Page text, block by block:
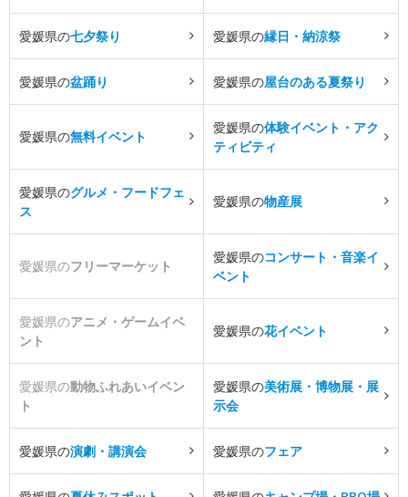
愛媛県の七夕祭り 愛媛県の縁日・納涼祭
愛媛県の盆踊り 愛媛県の屋台のある夏祭り
愛媛県の無料イベント
愛媛県の体験イベント・アク
ティビティ
愛媛県のグルメ・フードフェ
ス
愛媛県の物産展
愛媛県のフリーマーケット
愛媛県のコンサート・音楽イ
ベント
愛媛県のアニメ・ゲームイベ
ント
愛媛県の花イベント
愛媛県の動物ふれあいイベン
ト
愛媛県の美術展・博物展・展
示会
愛媛県の演劇・講演会 愛媛県のフェア